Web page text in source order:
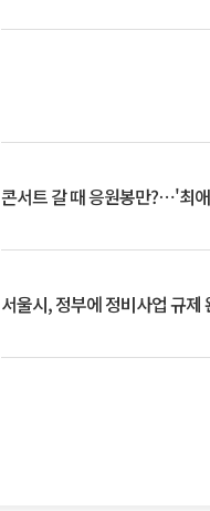
콘서트 갈 때 응원봉만?⋯'최
서울시, 정부에 정비사업 규